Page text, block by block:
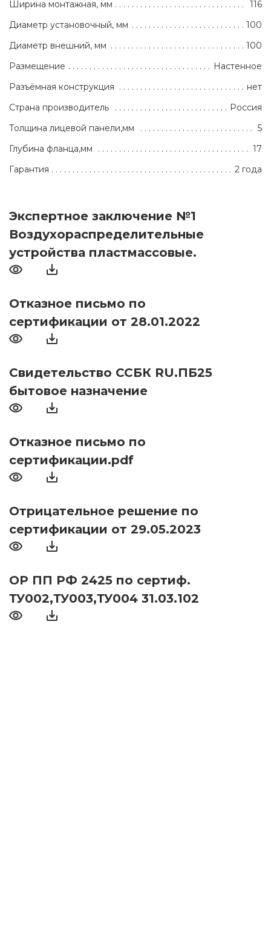
Ширина монтажная, мм
116
Диаметр установочный, мм
100
Диаметр внешний, мм
100
Размещение
Настенное
Разъёмная конструкция
нет
Страна производитель
Россия
Толщина лицевой панели,мм
5
Глубина фланца,мм
17
Гарантия
2 года
Экспертное заключение №1
Воздухораспределительные
устройства пластмассовые.
Отказное письмо по
сертификации от 28.01.2022
Свидетельство ССБК RU.ПБ25
бытовое назначение
Отказное письмо по
сертификации.pdf
Отрицательное решение по
сертификации от 29.05.2023
ОР ПП РФ 2425 по сертиф.
ТУ002,ТУ003,ТУ004 31.03.102